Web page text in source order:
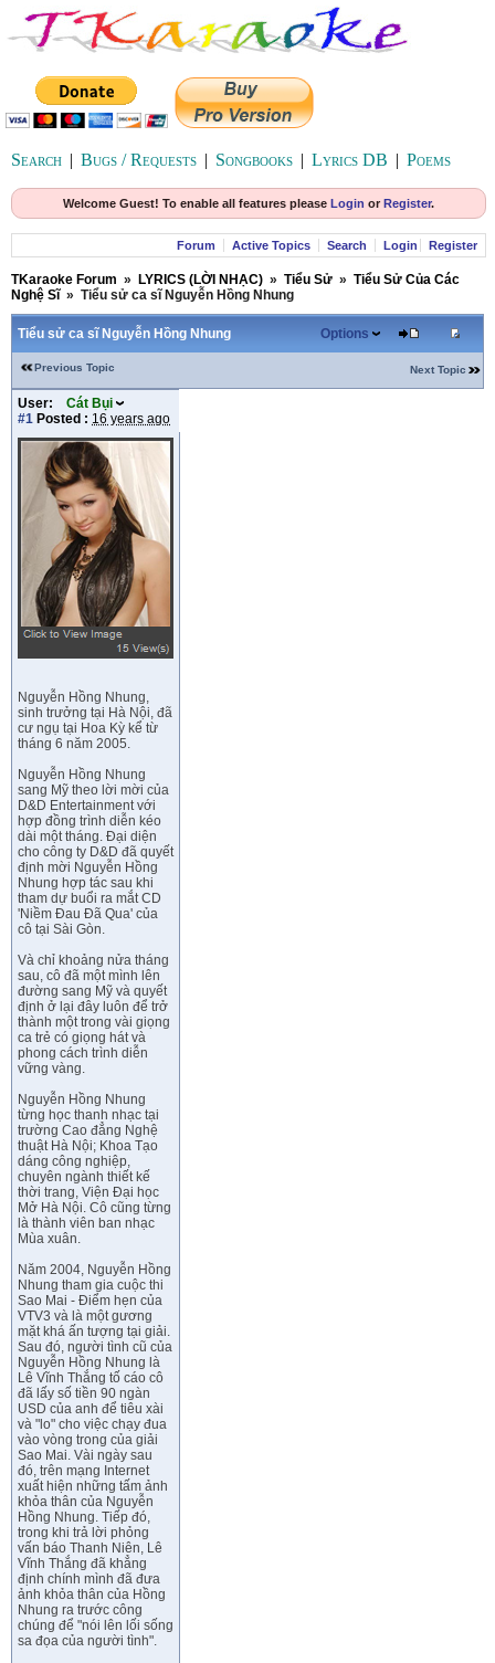
Search | Bugs / Requests | Songbooks | Lyrics DB | Poems
Welcome Guest! To enable all features please Login or Register.
Forum Active Topics Search Login Register
TKaraoke Forum » LYRICS (LỜI NHẠC) » Tiểu Sử » Tiểu Sử Của Các
Nghệ Sĩ » Tiểu sử ca sĩ Nguyễn Hồng Nhung
Tiểu sử ca sĩ Nguyễn Hồng Nhung Options
Previous Topic Next Topic
User:
Cát Bụi
#1 Posted : 16 years ago
Nguyễn Hồng Nhung,
sinh trưởng tại Hà Nội, đã
cư ngụ tại Hoa Kỳ kể từ
tháng 6 năm 2005.
Nguyễn Hồng Nhung
sang Mỹ theo lời mời của
D&D Entertainment với
hợp đồng trình diễn kéo
dài một tháng. Đại diện
cho công ty D&D đã quyết
định mời Nguyễn Hồng
Nhung hợp tác sau khi
tham dự buổi ra mắt CD
'Niềm Đau Đã Qua' của
cô tại Sài Gòn.
Và chỉ khoảng nửa tháng
sau, cô đã một mình lên
đường sang Mỹ và quyết
định ở lại đây luôn để trở
thành một trong vài giọng
ca trẻ có giọng hát và
phong cách trình diễn
vững vàng.
Nguyễn Hồng Nhung
từng học thanh nhạc tại
trường Cao đẳng Nghệ
thuật Hà Nội; Khoa Tạo
dáng công nghiệp,
chuyên ngành thiết kế
thời trang, Viện Đại học
Mở Hà Nội. Cô cũng từng
là thành viên ban nhạc
Mùa xuân.
Năm 2004, Nguyễn Hồng
Nhung tham gia cuộc thi
Sao Mai - Điểm hẹn của
VTV3 và là một gương
mặt khá ấn tượng tại giải.
Sau đó, người tình cũ của
Nguyễn Hồng Nhung là
Lê Vĩnh Thắng tố cáo cô
đã lấy số tiền 90 ngàn
USD của anh để tiêu xài
và "lo" cho việc chạy đua
vào vòng trong của giải
Sao Mai. Vài ngày sau
đó, trên mạng Internet
xuất hiện những tấm ảnh
khỏa thân của Nguyễn
Hồng Nhung. Tiếp đó,
trong khi trả lời phỏng
vấn báo Thanh Niên, Lê
Vĩnh Thắng đã khẳng
định chính mình đã đưa
ảnh khỏa thân của Hồng
Nhung ra trước công
chúng để "nói lên lối sống
sa đọa của người tình".